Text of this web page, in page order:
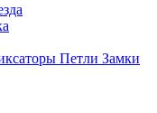
Петли Замки